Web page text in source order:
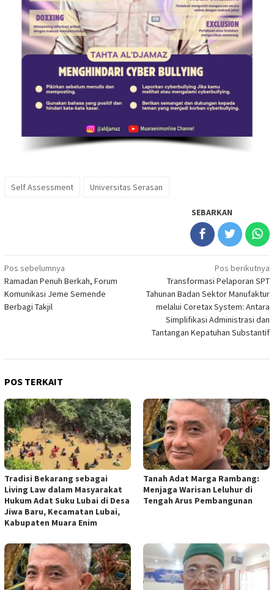
Self Assessment Universitas Serasan
SEBARKAN
Navigasi
pos
Pos sebelumnya
Ramadan Penuh Berkah, Forum
Komunikasi Jeme Semende
Berbagi Takjil
Pos berikutnya
Transformasi Pelaporan SPT
Tahunan Badan Sektor Manufaktur
melalui Coretax System: Antara
Simplifikasi Administrasi dan
Tantangan Kepatuhan Substantif
POS TERKAIT
Tradisi Bekarang sebagai
Living Law dalam Masyarakat
Hukum Adat Suku Lubai di Desa
Jiwa Baru, Kecamatan Lubai,
Kabupaten Muara Enim
Tanah Adat Marga Rambang:
Menjaga Warisan Leluhur di
Tengah Arus Pembangunan